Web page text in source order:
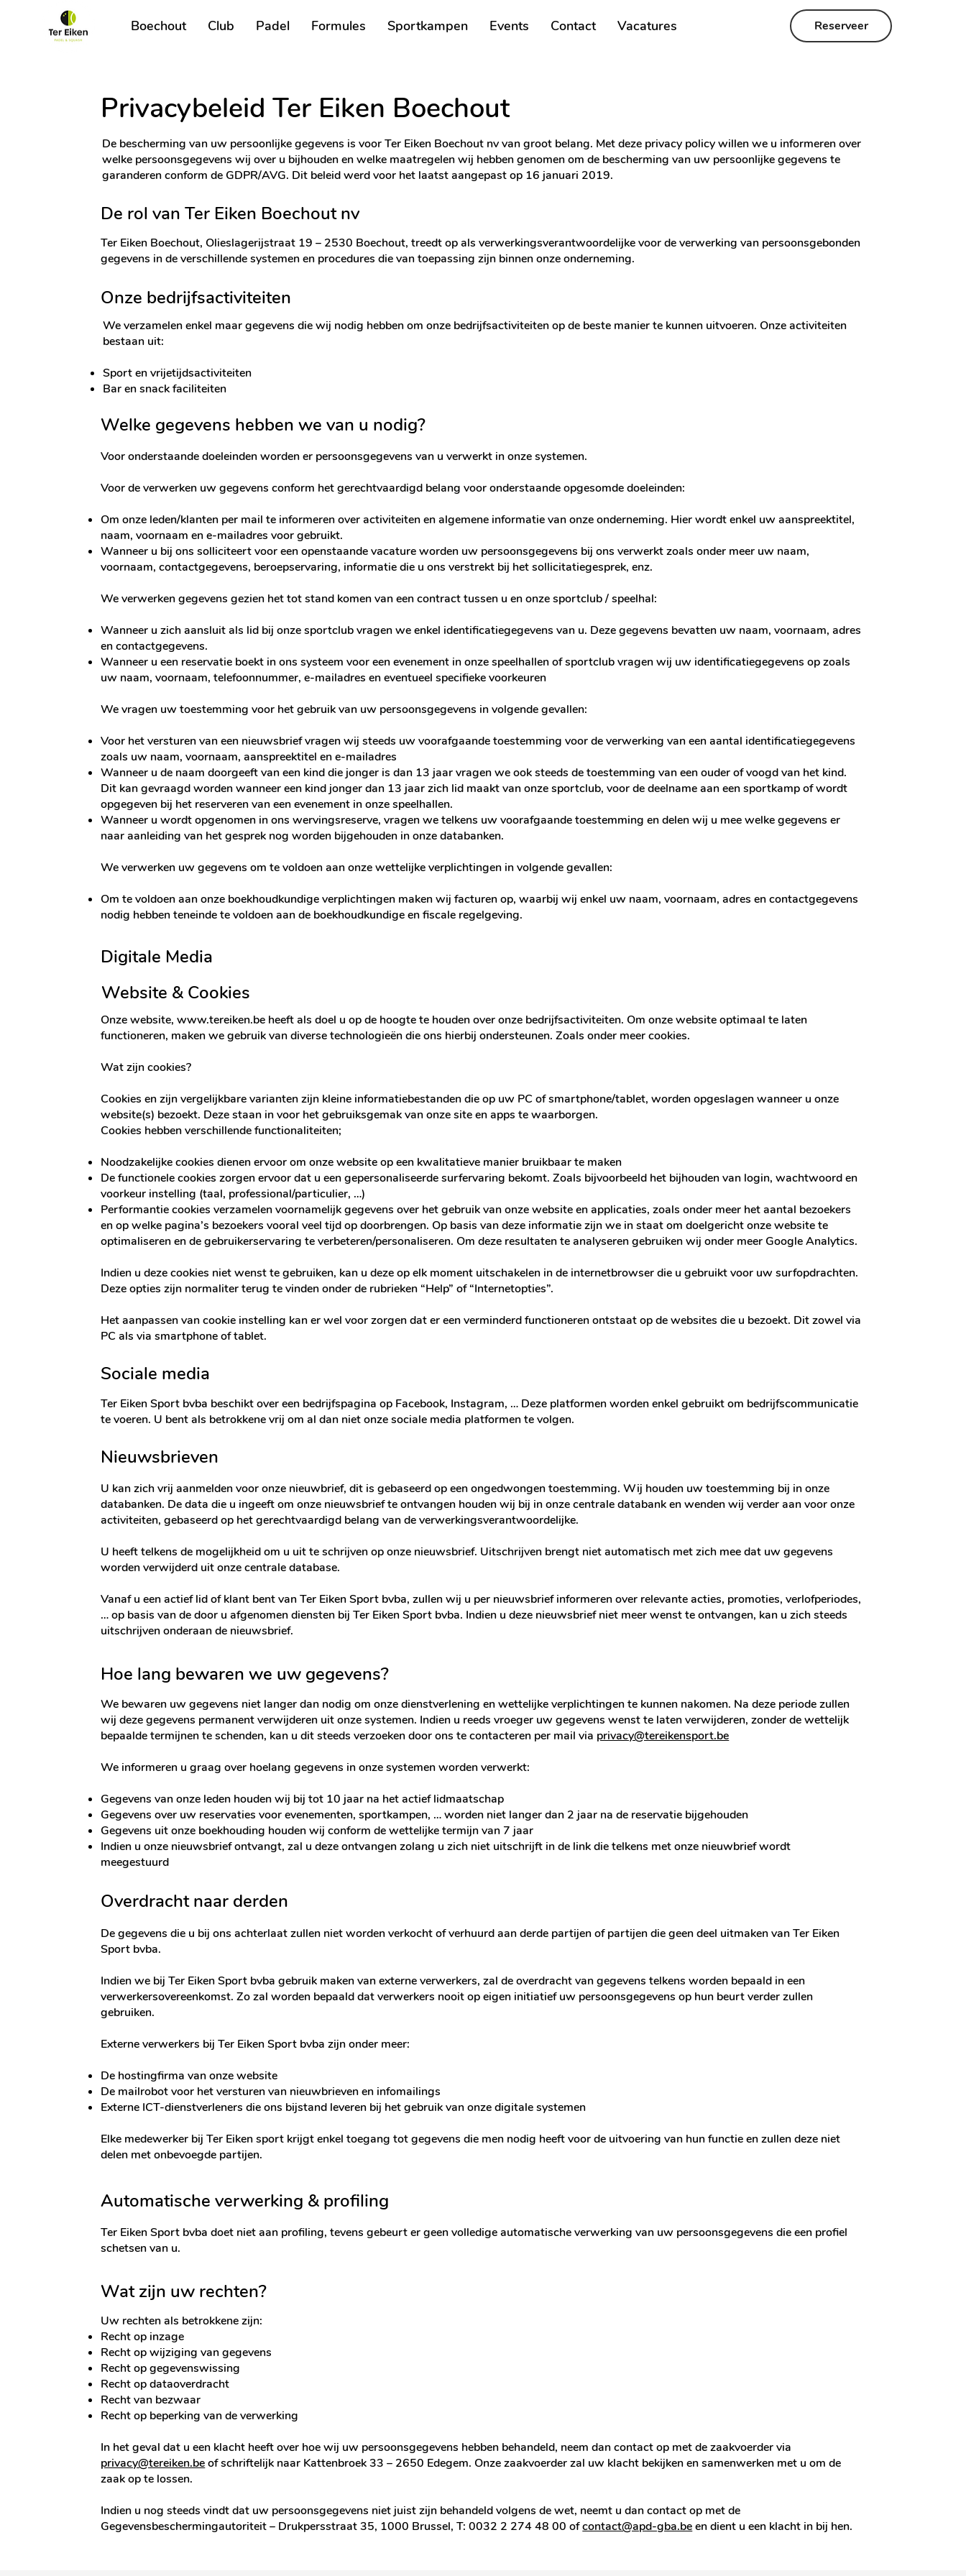
Boechout Club Padel Formules Sportkampen Events Contact Vacatures Reserveer
Privacybeleid Ter Eiken Boechout
De bescherming van uw persoonlijke gegevens is voor Ter Eiken Boechout nv van groot belang. Met deze privacy policy willen we u informeren over
welke persoonsgegevens wij over u bijhouden en welke maatregelen wij hebben genomen om de bescherming van uw persoonlijke gegevens te
garanderen conform de GDPR/AVG. Dit beleid werd voor het laatst aangepast op 16 januari 2019.
De rol van Ter Eiken Boechout nv
Ter Eiken Boechout, Olieslagerijstraat 19 – 2530 Boechout, treedt op als verwerkingsverantwoordelijke voor de verwerking van persoonsgebonden
gegevens in de verschillende systemen en procedures die van toepassing zijn binnen onze onderneming.
Onze bedrijfsactiviteiten
We verzamelen enkel maar gegevens die wij nodig hebben om onze bedrijfsactiviteiten op de beste manier te kunnen uitvoeren. Onze activiteiten
bestaan uit:
Sport en vrijetijdsactiviteiten
Bar en snack faciliteiten
Welke gegevens hebben we van u nodig?
Voor onderstaande doeleinden worden er persoonsgegevens van u verwerkt in onze systemen.
Voor de verwerken uw gegevens conform het gerechtvaardigd belang voor onderstaande opgesomde doeleinden:
Om onze leden/klanten per mail te informeren over activiteiten en algemene informatie van onze onderneming. Hier wordt enkel uw aanspreektitel,
naam, voornaam en e-mailadres voor gebruikt.
Wanneer u bij ons solliciteert voor een openstaande vacature worden uw persoonsgegevens bij ons verwerkt zoals onder meer uw naam,
voornaam, contactgegevens, beroepservaring, informatie die u ons verstrekt bij het sollicitatiegesprek, enz.
We verwerken gegevens gezien het tot stand komen van een contract tussen u en onze sportclub / speelhal:
Wanneer u zich aansluit als lid bij onze sportclub vragen we enkel identificatiegegevens van u. Deze gegevens bevatten uw naam, voornaam, adres
en contactgegevens.
Wanneer u een reservatie boekt in ons systeem voor een evenement in onze speelhallen of sportclub vragen wij uw identificatiegegevens op zoals
uw naam, voornaam, telefoonnummer, e-mailadres en eventueel specifieke voorkeuren
We vragen uw toestemming voor het gebruik van uw persoonsgegevens in volgende gevallen:
Voor het versturen van een nieuwsbrief vragen wij steeds uw voorafgaande toestemming voor de verwerking van een aantal identificatiegegevens
zoals uw naam, voornaam, aanspreektitel en e-mailadres
Wanneer u de naam doorgeeft van een kind die jonger is dan 13 jaar vragen we ook steeds de toestemming van een ouder of voogd van het kind.
Dit kan gevraagd worden wanneer een kind jonger dan 13 jaar zich lid maakt van onze sportclub, voor de deelname aan een sportkamp of wordt
opgegeven bij het reserveren van een evenement in onze speelhallen.
Wanneer u wordt opgenomen in ons wervingsreserve, vragen we telkens uw voorafgaande toestemming en delen wij u mee welke gegevens er
naar aanleiding van het gesprek nog worden bijgehouden in onze databanken.
We verwerken uw gegevens om te voldoen aan onze wettelijke verplichtingen in volgende gevallen:
Om te voldoen aan onze boekhoudkundige verplichtingen maken wij facturen op, waarbij wij enkel uw naam, voornaam, adres en contactgegevens
nodig hebben teneinde te voldoen aan de boekhoudkundige en fiscale regelgeving.
Digitale Media
Website & Cookies
Onze website,www.tereiken.be heeft als doel u op de hoogte te houden over onze bedrijfsactiviteiten. Om onze website optimaal te laten
functioneren, maken we gebruik van diverse technologieën die ons hierbij ondersteunen. Zoals onder meer cookies.
Wat zijn cookies?
Cookies en zijn vergelijkbare varianten zijn kleine informatiebestanden die op uw PC of smartphone/tablet, worden opgeslagen wanneer u onze
website(s) bezoekt. Deze staan in voor het gebruiksgemak van onze site en apps te waarborgen.
Cookies hebben verschillende functionaliteiten;
Noodzakelijke cookies dienen ervoor om onze website op een kwalitatieve manier bruikbaar te maken
De functionele cookies zorgen ervoor dat u een gepersonaliseerde surfervaring bekomt. Zoals bijvoorbeeld het bijhouden van login, wachtwoord en
voorkeur instelling (taal, professional/particulier, …)
Performantie cookies verzamelen voornamelijk gegevens over het gebruik van onze website en applicaties, zoals onder meer het aantal bezoekers
en op welke pagina’s bezoekers vooral veel tijd op doorbrengen. Op basis van deze informatie zijn we in staat om doelgericht onze website te
optimaliseren en de gebruikerservaring te verbeteren/personaliseren. Om deze resultaten te analyseren gebruiken wij onder meer Google Analytics.
Indien u deze cookies niet wenst te gebruiken, kan u deze op elk moment uitschakelen in de internetbrowser die u gebruikt voor uw surfopdrachten.
Deze opties zijn normaliter terug te vinden onder de rubrieken “Help” of “Internetopties”.
Het aanpassen van cookie instelling kan er wel voor zorgen dat er een verminderd functioneren ontstaat op de websites die u bezoekt. Dit zowel via
PC als via smartphone of tablet.
Sociale media
Ter Eiken Sport bvba beschikt over een bedrijfspagina op Facebook, Instagram, … Deze platformen worden enkel gebruikt om bedrijfscommunicatie
te voeren. U bent als betrokkene vrij om al dan niet onze sociale media platformen te volgen.
Nieuwsbrieven
U kan zich vrij aanmelden voor onze nieuwbrief, dit is gebaseerd op een ongedwongen toestemming. Wij houden uw toestemming bij in onze
databanken. De data die u ingeeft om onze nieuwsbrief te ontvangen houden wij bij in onze centrale databank en wenden wij verder aan voor onze
activiteiten, gebaseerd op het gerechtvaardigd belang van de verwerkingsverantwoordelijke.
U heeft telkens de mogelijkheid om u uit te schrijven op onze nieuwsbrief. Uitschrijven brengt niet automatisch met zich mee dat uw gegevens
worden verwijderd uit onze centrale database.
Vanaf u een actief lid of klant bent van Ter Eiken Sport bvba, zullen wij u per nieuwsbrief informeren over relevante acties, promoties, verlofperiodes,
… op basis van de door u afgenomen diensten bij Ter Eiken Sport bvba. Indien u deze nieuwsbrief niet meer wenst te ontvangen, kan u zich steeds
uitschrijven onderaan de nieuwsbrief.
Hoe lang bewaren we uw gegevens?
We bewaren uw gegevens niet langer dan nodig om onze dienstverlening en wettelijke verplichtingen te kunnen nakomen. Na deze periode zullen
wij deze gegevens permanent verwijderen uit onze systemen. Indien u reeds vroeger uw gegevens wenst te laten verwijderen, zonder de wettelijk
bepaalde termijnen te schenden, kan u dit steeds verzoeken door ons te contacteren per mail via privacy@tereikensport.be
We informeren u graag over hoelang gegevens in onze systemen worden verwerkt:
Gegevens van onze leden houden wij bij tot 10 jaar na het actief lidmaatschap
Gegevens over uw reservaties voor evenementen, sportkampen, … worden niet langer dan 2 jaar na de reservatie bijgehouden
Gegevens uit onze boekhouding houden wij conform de wettelijke termijn van 7 jaar
Indien u onze nieuwsbrief ontvangt, zal u deze ontvangen zolang u zich niet uitschrijft in de link die telkens met onze nieuwbrief wordt
meegestuurd
Overdracht naar derden
De gegevens die u bij ons achterlaat zullen niet worden verkocht of verhuurd aan derde partijen of partijen die geen deel uitmaken van Ter Eiken
Sport bvba.
Indien we bij Ter Eiken Sport bvba gebruik maken van externe verwerkers, zal de overdracht van gegevens telkens worden bepaald in een
verwerkersovereenkomst. Zo zal worden bepaald dat verwerkers nooit op eigen initiatief uw persoonsgegevens op hun beurt verder zullen
gebruiken.
Externe verwerkers bij Ter Eiken Sport bvba zijn onder meer:
De hostingfirma van onze website
De mailrobot voor het versturen van nieuwbrieven en infomailings
Externe ICT-dienstverleners die ons bijstand leveren bij het gebruik van onze digitale systemen
Elke medewerker bij Ter Eiken sport krijgt enkel toegang tot gegevens die men nodig heeft voor de uitvoering van hun functie en zullen deze niet
delen met onbevoegde partijen.
Automatische verwerking & profiling
Ter Eiken Sport bvba doet niet aan profiling, tevens gebeurt er geen volledige automatische verwerking van uw persoonsgegevens die een profiel
schetsen van u.
Wat zijn uw rechten?
Uw rechten als betrokkene zijn:
Recht op inzage
Recht op wijziging van gegevens
Recht op gegevenswissing
Recht op dataoverdracht
Recht van bezwaar
Recht op beperking van de verwerking
In het geval dat u een klacht heeft over hoe wij uw persoonsgegevens hebben behandeld, neem dan contact op met de zaakvoerder via
privacy@tereiken.beof schriftelijk naar Kattenbroek 33 – 2650 Edegem. Onze zaakvoerder zal uw klacht bekijken en samenwerken met u om de
zaak op te lossen.
Indien u nog steeds vindt dat uw persoonsgegevens niet juist zijn behandeld volgens de wet, neemt u dan contact op met de
Gegevensbeschermingautoriteit – Drukpersstraat 35, 1000 Brussel, T: 0032 2 274 48 00 ofcontact@apd-gba.been dient u een klacht in bij hen.